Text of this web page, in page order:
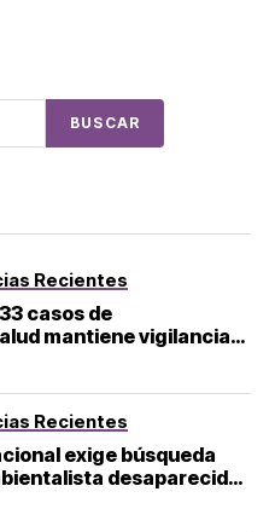
BUSCAR
Recientes
casos de
mantiene vigilancia
Recientes
exige búsqueda
desaparecido